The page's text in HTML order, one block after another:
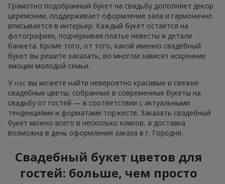
Грамотно подобранный букет на свадьбу дополняет декор
церемонии, поддерживает оформление зала и гармонично
вписывается в интерьер. Каждый букет остаётся на
фотографиях, подчёркивая платье невесты и детали
банкета. Кроме того, от того, какой именно свадебный
букет вы решите заказать, во многом зависят искренние
эмоции молодой семьи.
У нас вы можете найти невероятно красивые и свежие
свадебные цветы, собранные в современные букеты на
свадьбу от гостей — в соответствии с актуальными
тенденциями и форматами торжеств. Заказать свадебный
букет можно всего в несколько кликов, а доставка
возможна в день оформления заказа в г. Городня.
Свадебный букет цветов для
гостей: больше, чем просто